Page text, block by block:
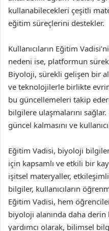
kullanabilecekleri çeşitli
eğitim süreçlerini destekler.
Kullanıcıların Eğitim
nedeni ise, platformun
Biyoloji, sürekli gelişen bir
ve teknolojilerle birlikte
bu güncellemeleri takip
bilgilere ulaşmalarını
güncel kalmasını ve
Eğitim Vadisi, biyoloji
için kapsamlı ve etkili bir
işitsel materyaller,
bilgiler, kullanıcıların
Eğitim Vadisi, hem
biyoloji alanında daha
yardımcı olarak, bilimsel